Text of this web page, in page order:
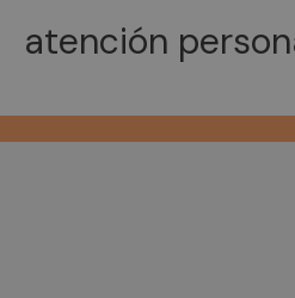
atención